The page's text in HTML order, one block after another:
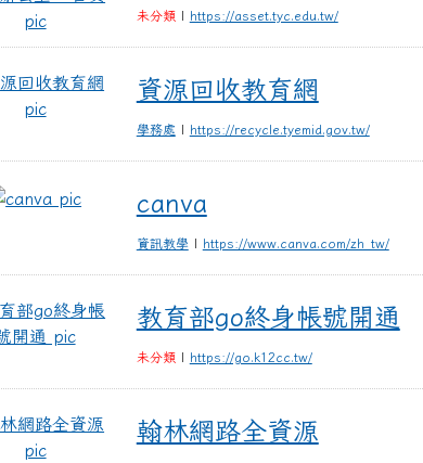
未分類| https://asset.tyc.edu.tw/
資源回收教育網
資源回收教育網
學務處 | https://recycle.tyemid.gov.tw/
canva canva
資訊教學 | https://www.canva.com/zh_tw/
教育部go終身帳號開通
教育部go終身帳號開通
未分類| https://go.k12cc.tw/
翰林網路全資源
翰林網路全資源